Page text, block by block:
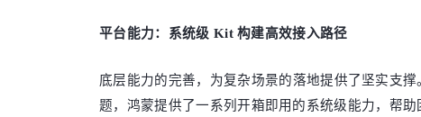
平台能力：系统级 Kit 构建高效接入路径
底层能力的完善，为复杂场景的落地提供了坚实支
题，鸿蒙提供了一系列开箱即用的系统级能力，帮